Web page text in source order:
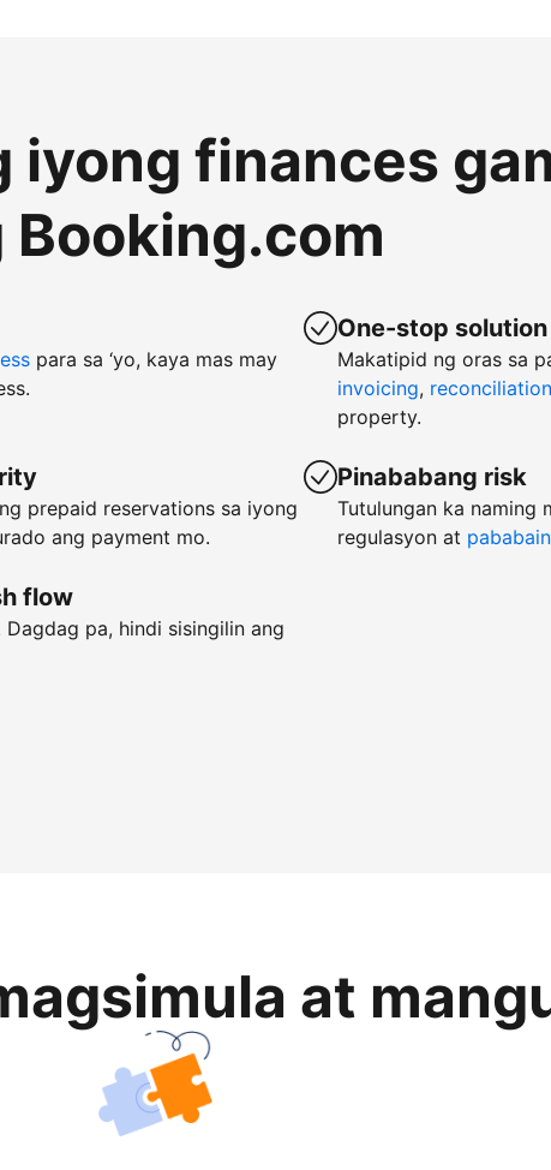
iyong finances
Booking.com
para sa ‘yo, kaya mas may
prepaid reservations sa iyong
ang payment mo.
flow
pa, hindi sisingilin ang
One-stop
Makatipid ng oras sa
invoicing, reconciliation
property.
Pinababang risk
Tutulungan ka naming
regulasyon at
at